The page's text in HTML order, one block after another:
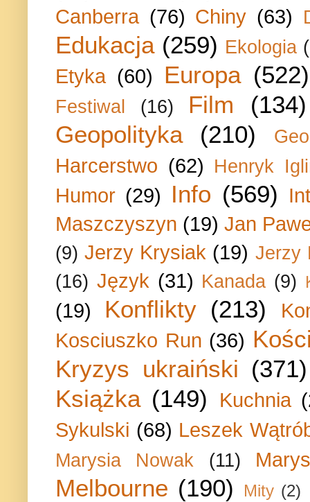
Canberra (76) Chiny (63)
Edukacja (259) Ekologia
Etyka (60) Europa (522)
Festiwal (16) Film
(134)
Geopolityka
(210)
Harcerstwo (62) Henryk
Humor (29) Info (569)
Maszczyszyn (19) Jan
(9) Jerzy Krysiak (19) Jerzy
(16) Język (31) Kanada (9)
(19) Konflikty (213)
Kosciuszko Run (36)
Kryzys ukraiński (371)
Książka (149) Kuchnia
Sykulski (68) Leszek
Marysia Nowak (11)
Melbourne (190) Mity (2)